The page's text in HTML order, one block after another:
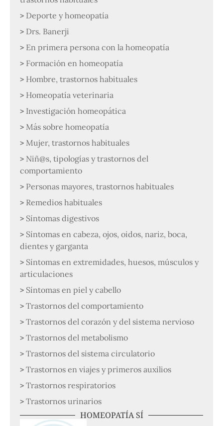
Deporte y homeopatía
Drs. Banerji
En primera persona con la homeopatía
Formación en homeopatía
Hombre, trastornos habituales
Homeopatía veterinaria
Investigación homeopática
Más sobre homeopatía
Mujer, trastornos habituales
Niñ@s, tipologías y trastornos del
comportamiento
Personas mayores, trastornos habituales
Remedios habituales
Síntomas digestivos
Síntomas en cabeza, ojos, oidos, nariz, boca,
dientes y garganta
Síntomas en extremidades, huesos, músculos y
articulaciones
Síntomas en piel y cabello
Trastornos del comportamiento
Trastornos del corazón y del sistema nervioso
Trastornos del metabolismo
Trastornos del sistema circulatorio
Trastornos en viajes y primeros auxilios
Trastornos respiratorios
Trastornos urinarios
HOMEOPATÍA SÍ